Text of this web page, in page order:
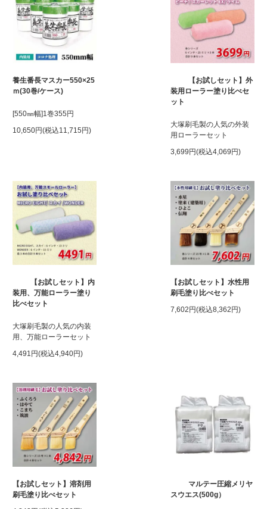
養生番長マスカー550×25
ｍ(30巻/ケース)
[550㎜幅]1巻355円
10,650円(税込11,715円)
【お試しセット】外
装用ローラー塗り比べセ
ット
大塚刷毛製の人気の外装
用ローラーセット
3,699円(税込4,069円)
【お試しセット】内
装用、万能ローラー塗り
比べセット
大塚刷毛製の人気の内装
用、万能ローラーセット
4,491円(税込4,940円)
【お試しセット】水性用
刷毛塗り比べセット
7,602円(税込8,362円)
【お試しセット】溶剤用
刷毛塗り比べセット
マルテー圧縮メリヤ
スウエス(500g）